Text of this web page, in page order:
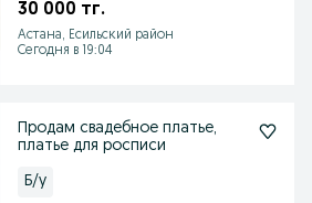
30 000 тг.
Астана, Есильский район
Сегодня в 19:04
Продам свадебное платье,
платье для росписи
Б/у